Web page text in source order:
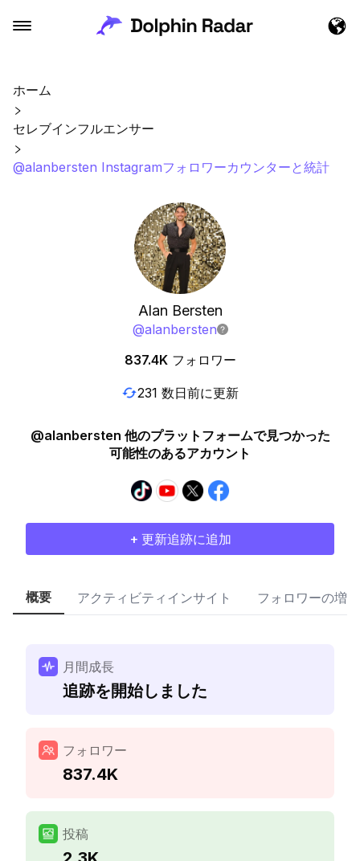
ホーム
セレブインフルエンサー
@alanbersten Instagramフォロワーカウンターと統計
Alan Bersten
@alanbersten
837.4K フォロワー
231 数日前に更新
@alanbersten 他のプラットフォームで見つかった
可能性のあるアカウント
+ 更新追跡に追加
概要 アクティビティインサイト フォロワーの増加
月間成長
追跡を開始しました
フォロワー
837.4K
投稿